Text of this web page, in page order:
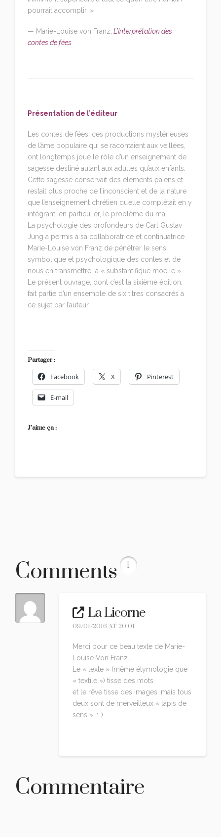
pourrait accomplir. »
— Marie-Louise von Franz, L’Interprétation des
contes de fées
Présentation de l’éditeur
Les contes de fées, ces productions mystérieuses
de l’âme populaire qui se racontaient aux veillées,
ont longtemps joué le rôle d’un enseignement de
sagesse destiné autant aux adultes qu’aux enfants.
Cette sagesse conservait des éléments païens et
restait plus proche de l’inconscient et de la nature
que l’enseignement chrétien qu’elle complétait en y
intégrant, en particulier, le problème du mal.
La psychologie des profondeurs de Carl Gustav
Jung a permis à sa collaboratrice et continuatrice
Marie-Louise von Franz de pénétrer le sens
symbolique et psychologique des contes et de
nous en transmettre la « substantifique moelle ».
Le présent ouvrage, dont c’est la sixième édition,
fait partie d’un ensemble de six titres consacrés à
ce sujet par l’auteur.
Partager :
Facebook X Pinterest
E-mail
J’aime ça :
Comments 1
La Licorne
09/01/2016 AT 20:01
Merci pour ce beau texte de Marie-
Louise Von Franz…
Le « texte » (même étymologie que
« textile ») tisse des mots
et le rêve tisse des images…mais tous
deux sont de merveilleux « tapis de
sens »…:-)
Commentaire